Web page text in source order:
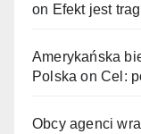
on Efekt jest
Amerykańska
Polska onCel:
Obcy agenci